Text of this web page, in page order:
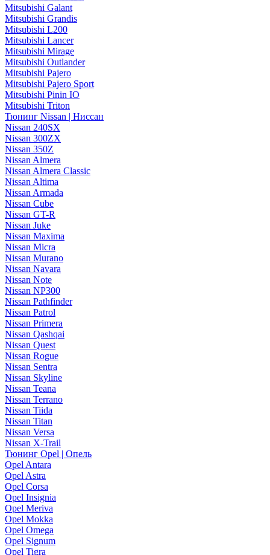
Mitsubishi Galant
Mitsubishi Grandis
Mitsubishi L200
Mitsubishi Lancer
Mitsubishi Mirage
Mitsubishi Outlander
Mitsubishi Pajero
Mitsubishi Pajero Sport
Mitsubishi Pinin IO
Mitsubishi Triton
Тюнинг Nissan | Ниссан
Nissan 240SX
Nissan 300ZX
Nissan 350Z
Nissan Almera
Nissan Almera Classic
Nissan Altima
Nissan Armada
Nissan Cube
Nissan GT-R
Nissan Juke
Nissan Maxima
Nissan Micra
Nissan Murano
Nissan Navara
Nissan Note
Nissan NP300
Nissan Pathfinder
Nissan Patrol
Nissan Primera
Nissan Qashqai
Nissan Quest
Nissan Rogue
Nissan Sentra
Nissan Skyline
Nissan Teana
Nissan Terrano
Nissan Tiida
Nissan Titan
Nissan Versa
Nissan X-Trail
Тюнинг Opel | Опель
Opel Antara
Opel Astra
Opel Corsa
Opel Insignia
Opel Meriva
Opel Mokka
Opel Omega
Opel Signum
Opel Tigra